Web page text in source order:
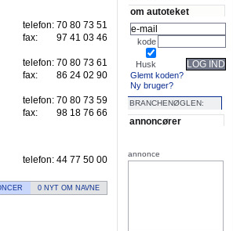
telefon: 70 80 73 51
fax:
97 41 03 46
telefon: 70 80 73 61
fax:
86 24 02 90
telefon: 70 80 73 59
fax:
98 18 76 66
telefon: 44 77 50 00
0 NYT OM NAVNE
om autoteket
kode
Husk LOG IND
Glemt koden?
Ny bruger?
BRANCHENØGLEN:
annoncører
annonce